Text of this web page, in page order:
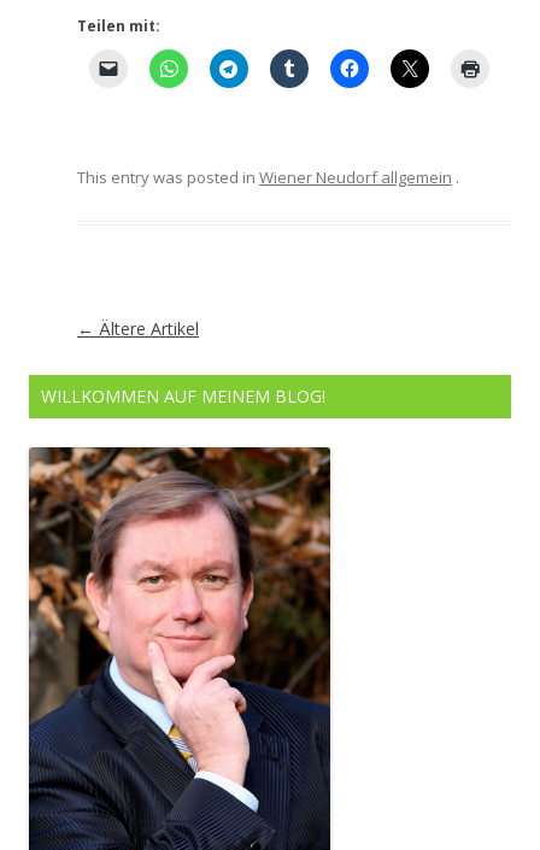
Teilen mit:
This entry was posted in Wiener Neudorf allgemein .
Artikel-
← Ältere Artikel
WILLKOMMEN AUF MEINEM BLOG!